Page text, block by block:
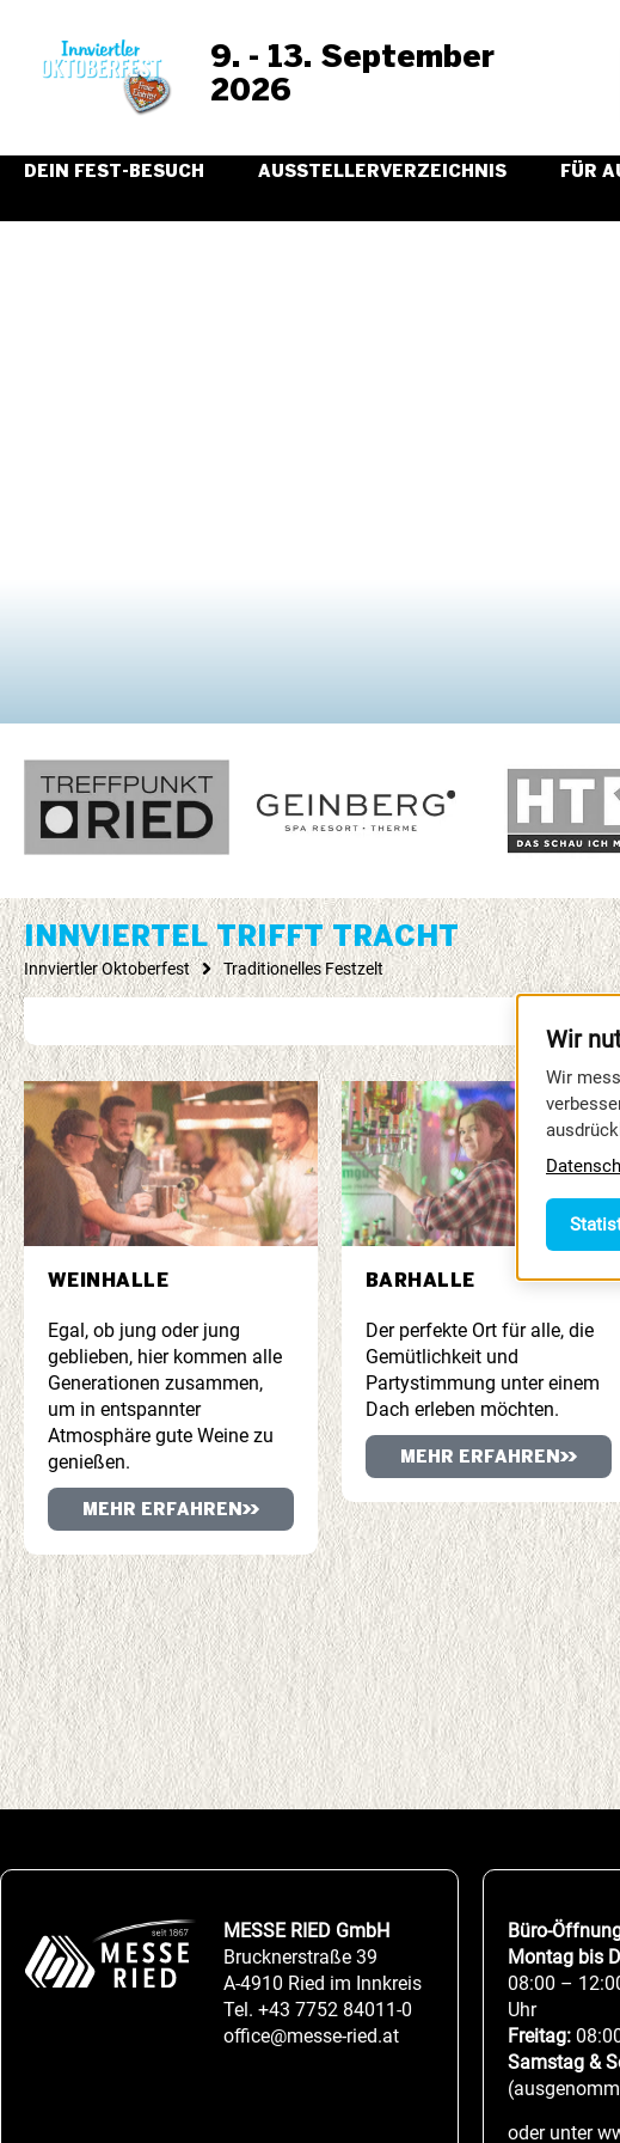
9. - 13. September
2026
DEIN FEST-BESUCH AUSSTELLERVERZEICHNIS FÜR
INNVIERTEL TRIFFT TRACHT
Innviertler Oktoberfest Traditionelles Festzelt
WEINHALLE
Egal, ob jung oder jung
geblieben, hier kommen alle
Generationen zusammen,
um in entspannter
Atmosphäre gute Weine zu
genießen.
MEHR ERFAHREN
BARHALLE
Der perfekte Ort für alle, die
Gemütlichkeit und
Partystimmung unter einem
Dach erleben möchten.
MEHR ERFAHREN
MESSE RIED GmbH
Brucknerstraße 39
A-4910 Ried im Innkreis
Tel. +43 7752 84011-0
office@messe-ried.at
Büro-
Montag bis
08:00 –
Uhr
Freitag:
Samstag &
oder unter
Wir
Wir